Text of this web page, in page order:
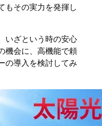
もその実力を発揮し
いざという時の安心
機会に、高機能で頼
の導入を検討してみ